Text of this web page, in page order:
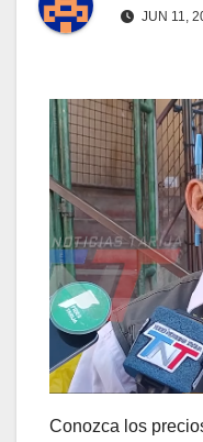
JUN 11,
Conozca los